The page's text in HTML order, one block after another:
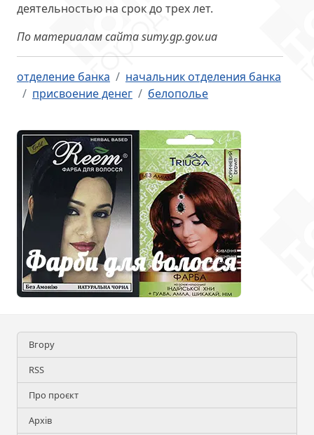
деятельностью на срок до трех лет.
По материалам сайта sumy.gp.gov.ua
отделение банка
начальник отделения банка
присвоение денег
белополье
Вгору
RSS
Про проєкт
Архів